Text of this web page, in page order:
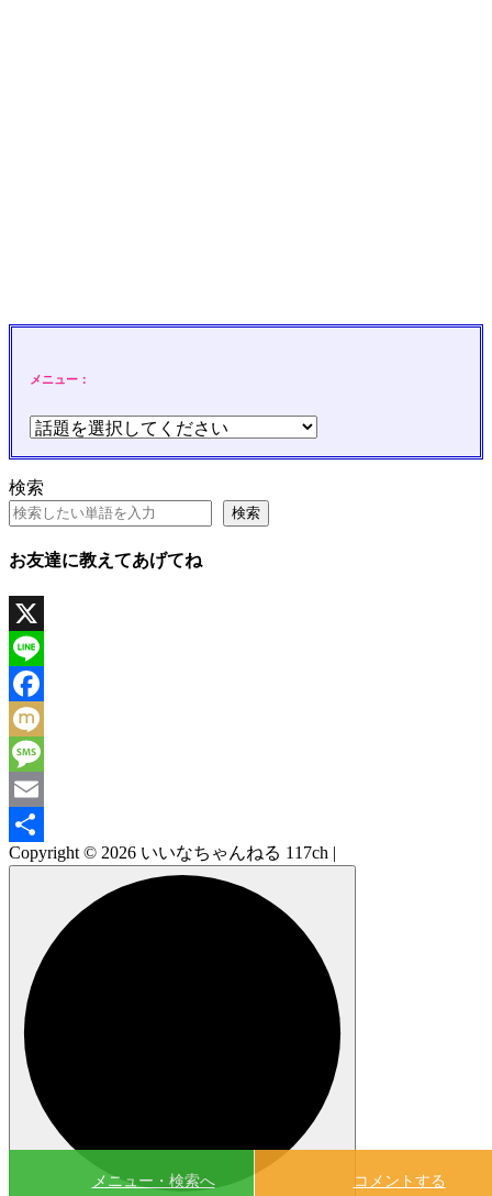
メニュー：
検索
検索
お友達に教えてあげてね
X
Line
Facebook
Mixi
Message
Email
共
Copyright © 2026 いいなちゃんねる 117ch |
メニュー・検索へ コメントする